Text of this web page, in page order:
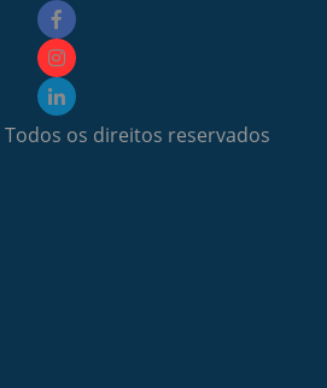
Todos os direitos reservados